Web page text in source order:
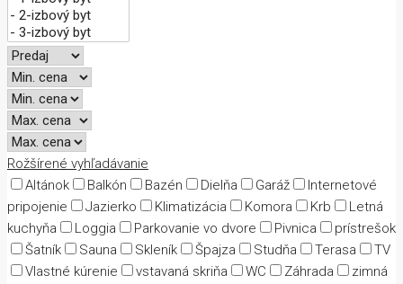
Rožšírené vyhľadávanie
Altánok
Balkón Bazén Dielňa Garáž
Internetové
pripojenie
Jazierko Klimatizácia Komora Krb
Letná
kuchyňa
Loggia Parkovanie vo dvore Pivnica
prístrešok
Šatník
Sauna Skleník Špajza Studňa Terasa
TV
Vlastné kúrenie
vstavaná skriňa WC Záhrada
zimná